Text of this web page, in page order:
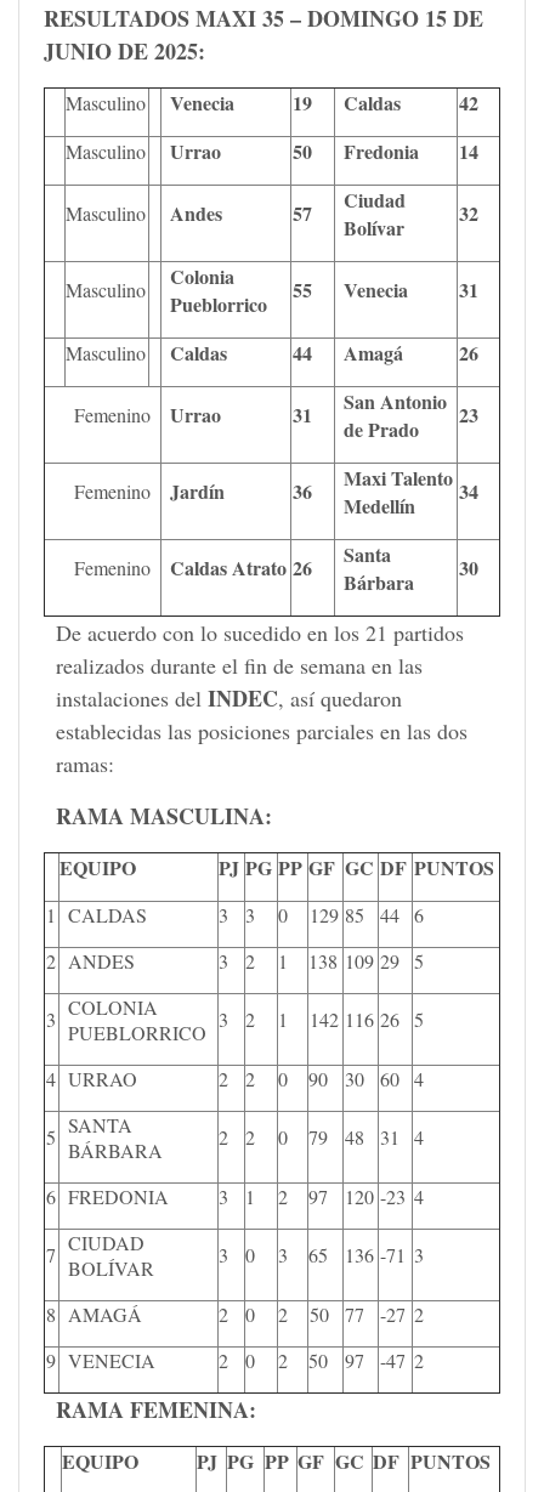
RESULTADOS MAXI 35 – DOMINGO 15 DE
JUNIO DE 2025:
Masculino Venecia 19 Caldas 42
Masculino Urrao 50 Fredonia 14
Masculino Andes 57
Ciudad
Bolívar
32
Masculino
Colonia
Pueblorrico
55 Venecia 31
Masculino Caldas 44 Amagá 26
Femenino Urrao 31
San Antonio
de Prado
23
Femenino Jardín 36
Maxi Talento
Medellín
34
Femenino Caldas Atrato 26
Santa
Bárbara
30
De acuerdo con lo sucedido en los 21 partidos
realizados durante el fin de semana en las
instalaciones delINDEC, así quedaron
establecidas las posiciones parciales en las dos
ramas:
RAMA MASCULINA:
EQUIPO PJ PG PP GF GC DF PUNTOS
1 CALDAS 3 3 0 129 85 44 6
2 ANDES 3 2 1 138 109 29 5
3 COLONIA
PUEBLORRICO
3 2 1 142 116 26 5
4 URRAO 2 2 0 90 30 60 4
5 SANTA
BÁRBARA
2 2 0 79 48 31 4
6 FREDONIA 3 1 2 97 120 -23 4
7 CIUDAD
BOLÍVAR
3 0 3 65 136 -71 3
8 AMAGÁ 2 0 2 50 77 -27 2
9 VENECIA 2 0 2 50 97 -47 2
RAMA FEMENINA:
EQUIPO PJ PG PP GF GC DF PUNTOS